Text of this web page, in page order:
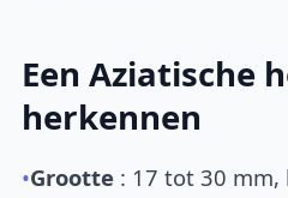
Een Aziatische
herkennen
•Grootte : 17 tot 30 mm,